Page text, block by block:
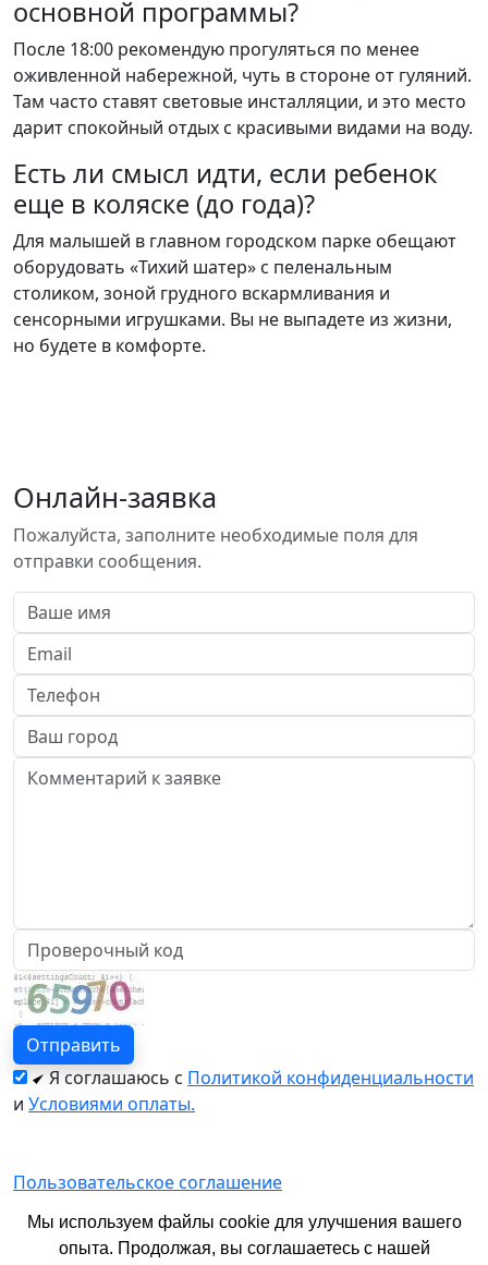
основной программы?
После 18:00 рекомендую прогуляться по менее
оживленной набережной, чуть в стороне от гуляний.
Там часто ставят световые инсталляции, и это место
дарит спокойный отдых с красивыми видами на воду.
Есть ли смысл идти, если ребенок
еще в коляске (до года)?
Для малышей в главном городском парке обещают
оборудовать «Тихий шатер» с пеленальным
столиком, зоной грудного вскармливания и
сенсорными игрушками. Вы не выпадете из жизни,
но будете в комфорте.
Онлайн-заявка
Пожалуйста, заполните необходимые поля для
отправки сообщения.
Я соглашаюсь с Политикой конфиденциальности
и Условиями оплаты.
Пользовательское соглашение
Политика конфиденциальности
Мы используем файлы cookie для улучшения вашего
опыта. Продолжая, вы соглашаетесь с нашей